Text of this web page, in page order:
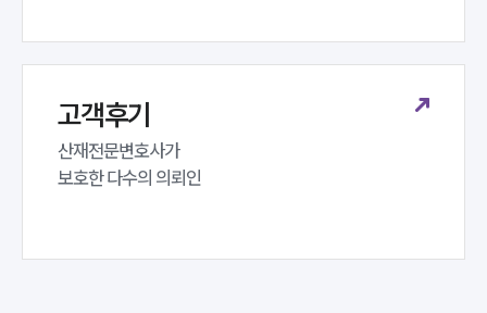
고객후기
산재전문변호사가
보호한 다수의 의뢰인